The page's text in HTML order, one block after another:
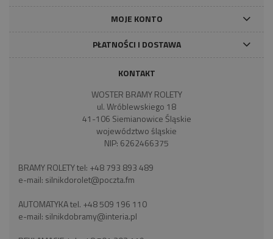
MOJE KONTO
PŁATNOŚCI I DOSTAWA
KONTAKT
WOSTER BRAMY ROLETY
ul. Wróblewskiego 18
41-106 Siemianowice Śląskie
województwo śląskie
NIP: 6262466375
BRAMY ROLETY tel: +48 793 893 489
e-mail: silnikdorolet@poczta.fm
AUTOMATYKA tel. +48 509 196 110
e-mail: silnikdobramy@interia.pl